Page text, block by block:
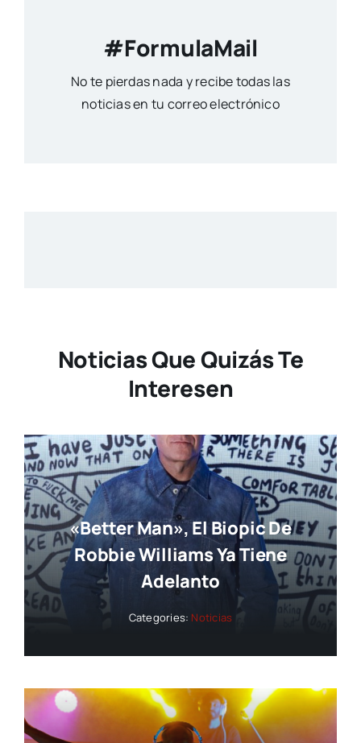
#FormulaMail
No te pierdas nada y recibe todas las
noticias en tu correo electrónico
Noticias Que Quizás Te
Interesen
«Better Man», El Biopic De
Robbie Williams Ya Tiene
Adelanto
Categories: Noticias